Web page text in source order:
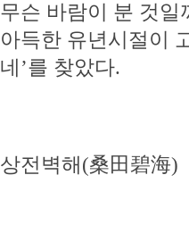
무슨 바람이 분 것일
아득한 유년시절이
네’를 찾았다.
상전벽해(桑田碧海)